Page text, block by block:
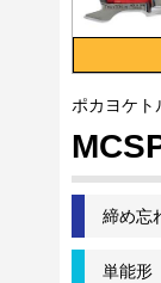
ポカヨケト
締め忘
単能形